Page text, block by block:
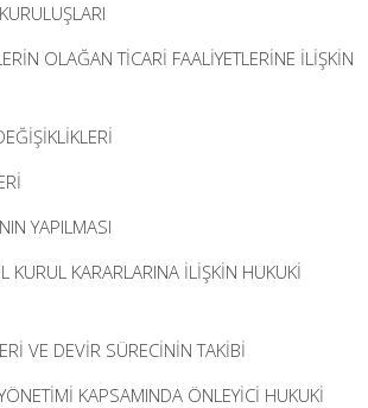
OLAĞAN TİCARİ FAALİYETLERİNE İLİŞKİN
YAPILMASI
KURUL KARARLARINA İLİŞKİN HUKUKİ
VE DEVİR SÜRECİNİN TAKİBİ
KAPSAMINDA ÖNLEYİCİ HUKUKİ